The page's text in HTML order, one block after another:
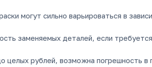
могут сильно варьироваться в
заменяемых деталей, если
целых рублей, возможна погрешность в